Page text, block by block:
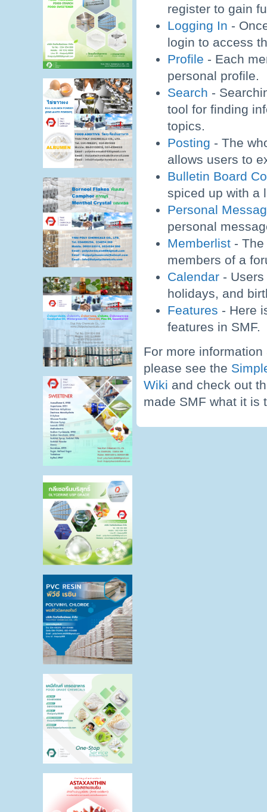
register to gain
Logging In -
login to access
Profile - Each
personal profile.
Search -
tool for finding
topics.
Posting - The
allows users to
Bulletin Board
spiced up with a
Personal
personal
Memberlist -
members of a
Calendar -
holidays, and
Features - Here
features in SMF.
For more
please see the
Wiki and check out
made SMF what it is